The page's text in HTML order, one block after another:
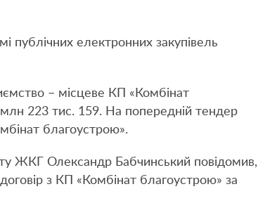
публічних електронних закупівель
– місцеве КП «Комбінат
223 тис. 159. На попередній тендер
благоустрою».
ЖКГ Олександр Бабчинський повідомив,
з КП «Комбінат благоустрою» за